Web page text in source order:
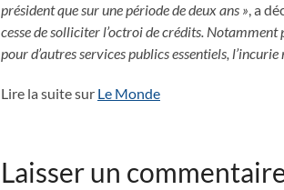
président que sur une période de deux ans », a
cesse de solliciter l’octroi de crédits.
pour d’autres services publics essentiels, l’incurie
Lire la suite sur Le Monde
Laisser un